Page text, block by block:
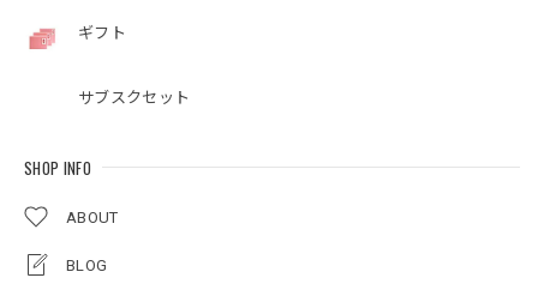
ギフト
サブスクセット
SHOP INFO
ABOUT
BLOG